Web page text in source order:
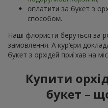
оплатити за букет з
способом.
Наші флористи беруться за
замовлення. А кур’єри
букет з орхідей приїхав на
Купити
букет –